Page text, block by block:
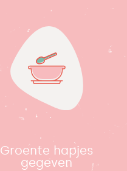
Groente hapjes
gegeven